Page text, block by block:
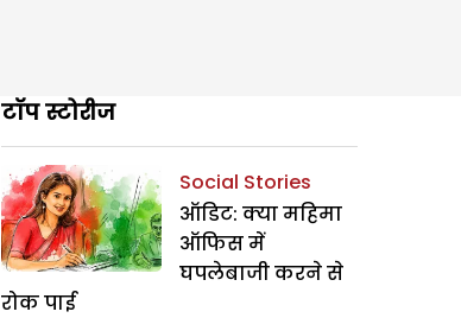
टॉप स्टोरीज
Social Stories
ऑडिट: क्या महिमा
ऑफिस में
घपलेबाजी करने से
रोक पाई